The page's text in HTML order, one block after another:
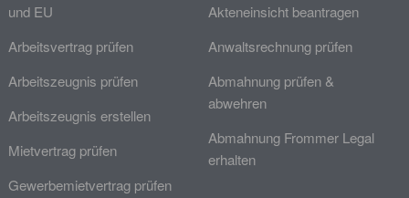
und EU
Arbeitsvertrag prüfen
Arbeitszeugnis prüfen
Arbeitszeugnis erstellen
Mietvertrag prüfen
Gewerbemietvertrag prüfen
Akteneinsicht beantragen
Anwaltsrechnung prüfen
Abmahnung prüfen &
abwehren
Abmahnung Frommer Legal
erhalten